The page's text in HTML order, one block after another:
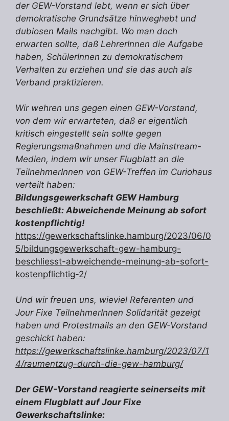
der GEW-Vorstand lebt, wenn er sich über
demokratische Grundsätze hinweghebt und
dubiosen Mails nachgibt. Wo man doch
erwarten sollte, daß LehrerInnen die Aufgabe
haben, SchülerInnen zu demokratischem
Verhalten zu erziehen und sie das auch als
Verband praktizieren.
Wir wehren uns gegen einen GEW-Vorstand,
von dem wir erwarteten, daß er eigentlich
kritisch eingestellt sein sollte gegen
Regierungsmaßnahmen und die Mainstream-
Medien, indem wir unser Flugblatt an die
TeilnehmerInnen von GEW-Treffen im Curiohaus
verteilt haben:
Bildungsgewerkschaft GEW Hamburg
beschließt: Abweichende Meinung ab sofort
kostenpflichtig!
https://gewerkschaftslinke.hamburg/2023/06/0
5/bildungsgewerkschaft-gew-hamburg-
beschliesst-abweichende-meinung-ab-sofort-
kostenpflichtig-2/
Und wir freuen uns, wieviel Referenten und
Jour Fixe TeilnehmerInnen Solidarität gezeigt
haben und Protestmails an den GEW-Vorstand
geschickt haben:
https://gewerkschaftslinke.hamburg/2023/07/1
4/raumentzug-durch-die-gew-hamburg/
Der GEW-Vorstand reagierte seinerseits mit
einem Flugblatt auf Jour Fixe
Gewerkschaftslinke: